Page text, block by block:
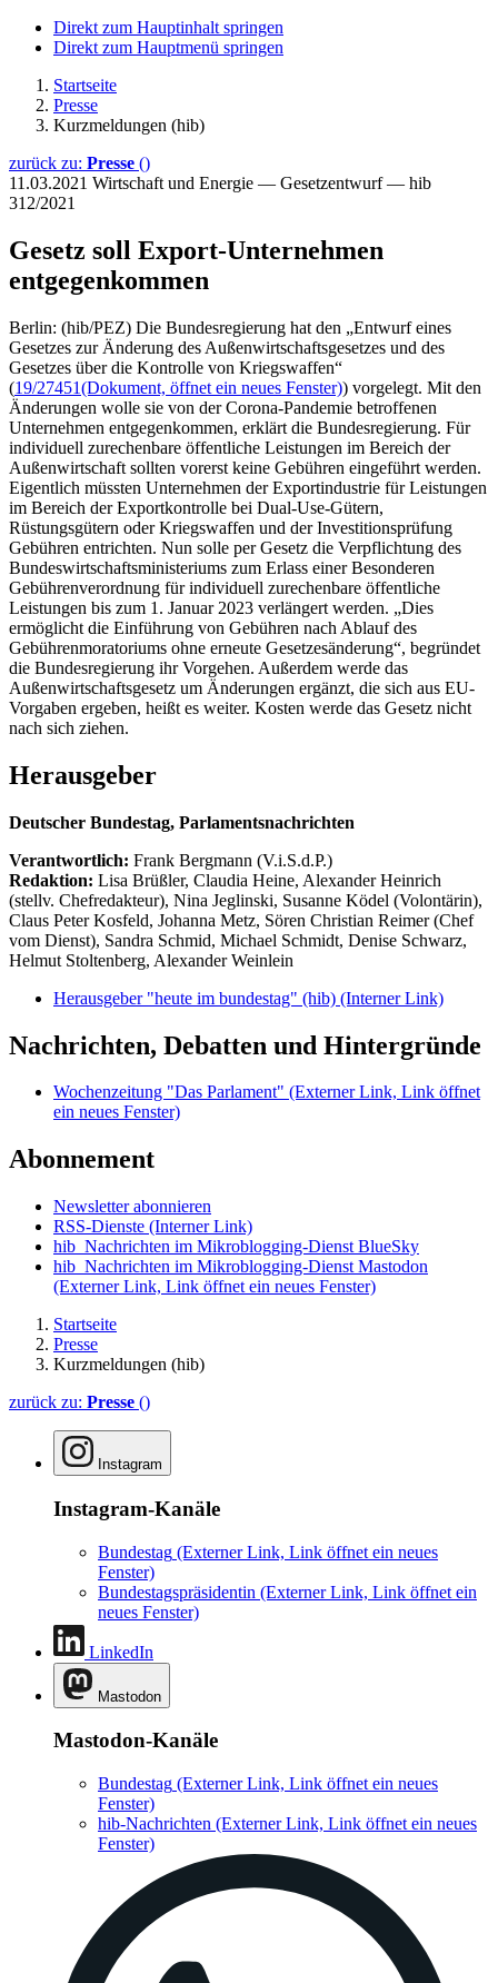
Direkt zum Hauptinhalt springen
Direkt zum Hauptmenü springen
Startseite
Presse
Kurzmeldungen (hib)
zurück zu: Presse ()
11.03.2021 Wirtschaft und Energie — Gesetzentwurf — hib
312/2021
Gesetz soll Export-Unternehmen
entgegenkommen
Berlin: (hib/PEZ) Die Bundesregierung hat den „Entwurf eines
Gesetzes zur Änderung des Außenwirtschaftsgesetzes und des
Gesetzes über die Kontrolle von Kriegswaffen“
(19/27451(Dokument, öffnet ein neues Fenster)) vorgelegt. Mit den
Änderungen wolle sie von der Corona-Pandemie betroffenen
Unternehmen entgegenkommen, erklärt die Bundesregierung. Für
individuell zurechenbare öffentliche Leistungen im Bereich der
Außenwirtschaft sollten vorerst keine Gebühren eingeführt werden.
Eigentlich müssten Unternehmen der Exportindustrie für Leistungen
im Bereich der Exportkontrolle bei Dual-Use-Gütern,
Rüstungsgütern oder Kriegswaffen und der Investitionsprüfung
Gebühren entrichten. Nun solle per Gesetz die Verpflichtung des
Bundeswirtschaftsministeriums zum Erlass einer Besonderen
Gebührenverordnung für individuell zurechenbare öffentliche
Leistungen bis zum 1. Januar 2023 verlängert werden. „Dies
ermöglicht die Einführung von Gebühren nach Ablauf des
Gebührenmoratoriums ohne erneute Gesetzesänderung“, begründet
die Bundesregierung ihr Vorgehen. Außerdem werde das
Außenwirtschaftsgesetz um Änderungen ergänzt, die sich aus EU-
Vorgaben ergeben, heißt es weiter. Kosten werde das Gesetz nicht
nach sich ziehen.
Herausgeber
Deutscher Bundestag, Parlamentsnachrichten
Verantwortlich: Frank Bergmann (V.i.S.d.P.)
Redaktion: Lisa Brüßler, Claudia Heine, Alexander Heinrich
(stellv. Chefredakteur), Nina Jeglinski, Susanne Ködel (Volontärin),
Claus Peter Kosfeld, Johanna Metz, Sören Christian Reimer (Chef
vom Dienst), Sandra Schmid, Michael Schmidt, Denise Schwarz,
Helmut Stoltenberg, Alexander Weinlein
Herausgeber "heute im bundestag" (hib) (Interner Link)
Nachrichten, Debatten und Hintergründe
Wochenzeitung "Das Parlament" (Externer Link, Link öffnet
ein neues Fenster)
Abonnement
Newsletter abonnieren
RSS-Dienste (Interner Link)
hib_Nachrichten im Mikroblogging-Dienst BlueSky
hib_Nachrichten im Mikroblogging-Dienst Mastodon
(Externer Link, Link öffnet ein neues Fenster)
Startseite
Presse
Kurzmeldungen (hib)
zurück zu: Presse ()
Instagram
Instagram-Kanäle
Bundestag (Externer Link, Link öffnet ein neues
Fenster)
Bundestagspräsidentin (Externer Link, Link öffnet ein
neues Fenster)
LinkedIn
Mastodon
Mastodon-Kanäle
Bundestag (Externer Link, Link öffnet ein neues
Fenster)
hib-Nachrichten (Externer Link, Link öffnet ein neues
Fenster)